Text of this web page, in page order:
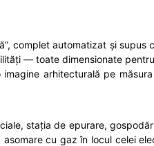
complet automatizat și supus
— toate dimensionate
arhitecturală pe
stația de epurare,
cu gaz în locul celei